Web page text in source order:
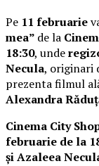
Pe 11 februarie
mea” de la
18:30, unde
Necula, originari
prezenta filmul
Alexandra
Cinema City
februarie de la
și Azaleea